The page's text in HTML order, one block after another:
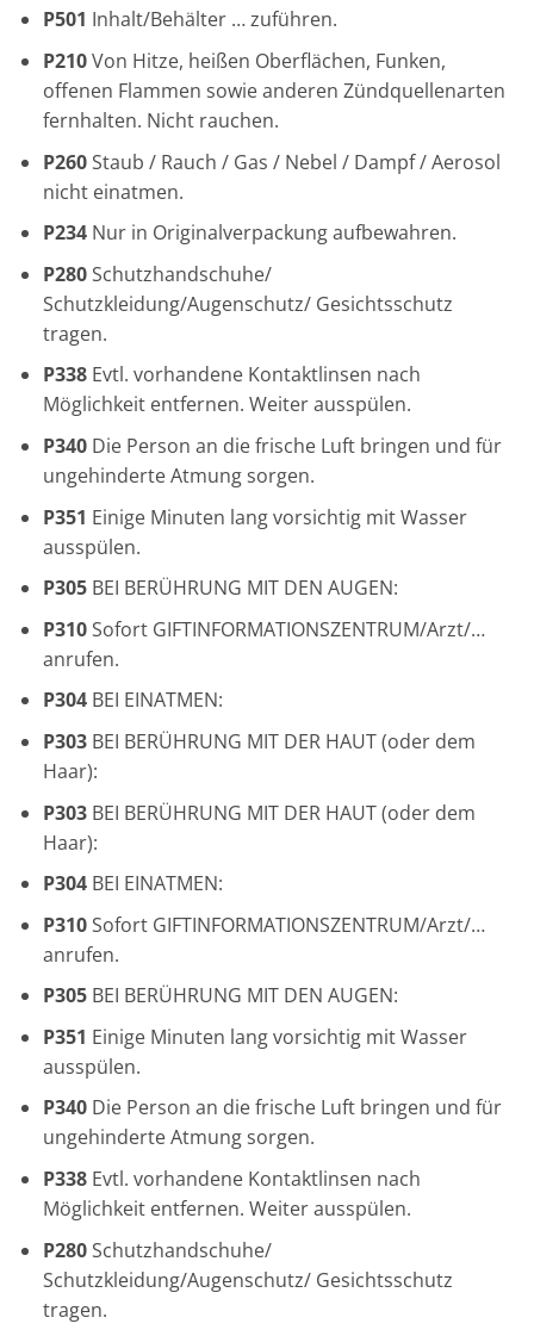
P501 Inhalt/Behälter … zuführen.
P210Von Hitze, heißen Oberflächen, Funken,
offenen Flammen sowie anderen Zündquellenarten
fernhalten. Nicht rauchen.
P260Staub / Rauch / Gas / Nebel / Dampf / Aerosol
nicht einatmen.
P234Nur in Originalverpackung aufbewahren.
P280Schutzhandschuhe/
Schutzkleidung/Augenschutz/ Gesichtsschutz
tragen.
P338Evtl. vorhandene Kontaktlinsen nach
Möglichkeit entfernen. Weiter ausspülen.
P340Die Person an die frische Luft bringen und für
ungehinderte Atmung sorgen.
P351 Einige Minuten lang vorsichtig mit Wasser
ausspülen.
P305BEI BERÜHRUNG MIT DEN AUGEN:
P310Sofort GIFTINFORMATIONSZENTRUM/Arzt/…
anrufen.
P304BEI EINATMEN:
P303BEI BERÜHRUNG MIT DER HAUT (oder dem
Haar):
P303BEI BERÜHRUNG MIT DER HAUT (oder dem
Haar):
P304BEI EINATMEN:
P310Sofort GIFTINFORMATIONSZENTRUM/Arzt/…
anrufen.
P305BEI BERÜHRUNG MIT DEN AUGEN:
P351 Einige Minuten lang vorsichtig mit Wasser
ausspülen.
P340Die Person an die frische Luft bringen und für
ungehinderte Atmung sorgen.
P338Evtl. vorhandene Kontaktlinsen nach
Möglichkeit entfernen. Weiter ausspülen.
P280Schutzhandschuhe/
Schutzkleidung/Augenschutz/ Gesichtsschutz
tragen.